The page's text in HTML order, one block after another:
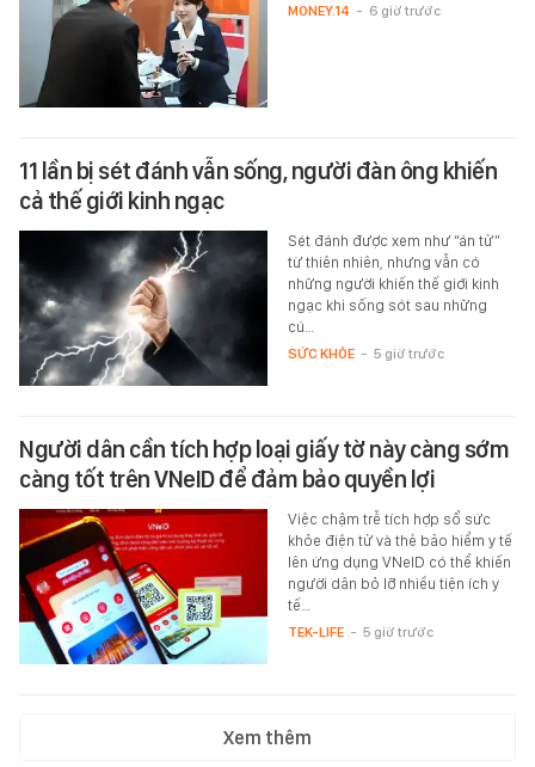
MONEY.14 - 6 giờ trước
11 lần bị sét đánh vẫn sống, người đàn ông khiến
cả thế giới kinh ngạc
Sét đánh được xem như “án tử”
từ thiên nhiên, nhưng vẫn có
những người khiến thế giới kinh
ngạc khi sống sót sau những
cú…
SỨC KHỎE - 5 giờ trước
Người dân cần tích hợp loại giấy tờ này càng sớm
càng tốt trên VNeID để đảm bảo quyền lợi
Việc chậm trễ tích hợp sổ sức
khỏe điện tử và thẻ bảo hiểm y tế
lên ứng dụng VNeID có thể khiến
người dân bỏ lỡ nhiều tiện ích y
tế…
TEK-LIFE - 5 giờ trước
Xem thêm